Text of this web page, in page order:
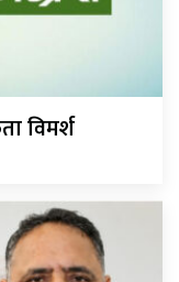
विमर्श